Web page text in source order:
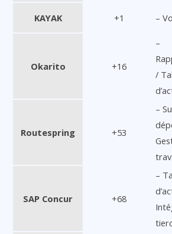
KAYAK +1 –
Okarito +16
–
/
Routespring +53
–
SAP Concur +68
–